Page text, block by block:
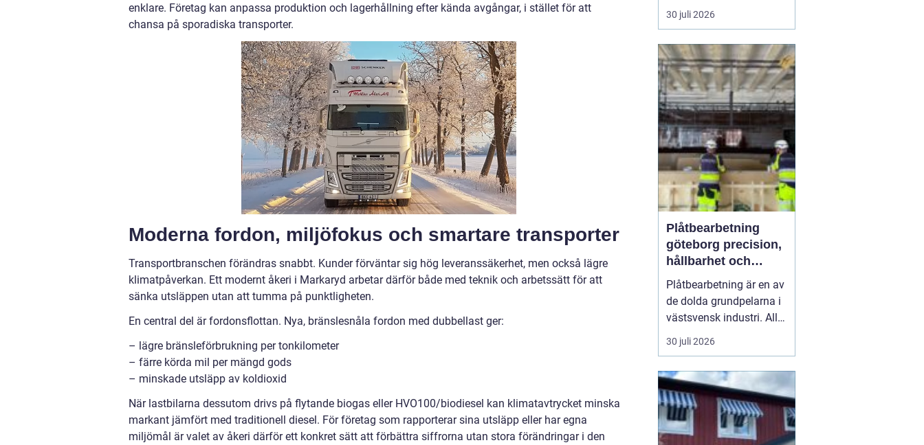
enklare. Företag kan anpassa produktion och lagerhållning efter kända avgångar, i stället för att
chansa på sporadiska transporter.
Moderna fordon, miljöfokus och smartare transporter
Transportbranschen förändras snabbt. Kunder förväntar sig hög leveranssäkerhet, men också lägre
klimatpåverkan. Ett modernt åkeri i Markaryd arbetar därför både med teknik och arbetssätt för att
sänka utsläppen utan att tumma på punktligheten.
En central del är fordonsflottan. Nya, bränslesnåla fordon med dubbellast ger:
– lägre bränsleförbrukning per tonkilometer
– färre körda mil per mängd gods
– minskade utsläpp av koldioxid
När lastbilarna dessutom drivs på flytande biogas eller HVO100/biodiesel kan klimatavtrycket minska
markant jämfört med traditionell diesel. För företag som rapporterar sina utsläpp eller har egna
miljömål är valet av åkeri därför ett konkret sätt att förbättra siffrorna utan stora förändringar i den
betyder det en chans till
ett nytt yrke, en starkare
arbetsmarknaden eller
en naturlig utveckling i
ett jobb inom transport
och logistik. I Uddevalla
finns goda mö...
30 juli 2026
Plåtbearbetning
göteborg precision,
hållbarhet och
smarta lösningar
Plåtbearbetning är en av
de dolda grundpelarna i
västsvensk industri. Allt
från marina
anläggningar längs
maskiner, räcken i
offentliga miljöer och
specialtillverkade
komponenter tillverkas
30 juli 2026